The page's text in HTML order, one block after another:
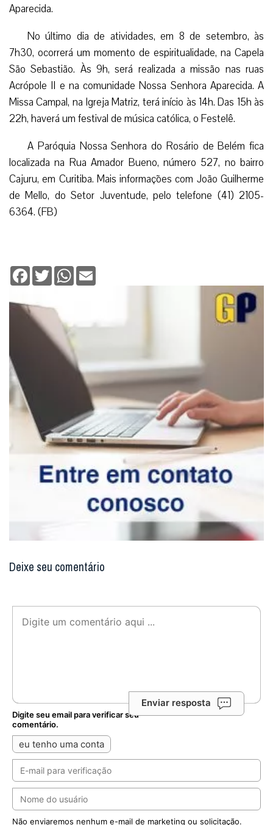
Aparecida.
No último dia de atividades, em 8 de setembro, às
7h30, ocorrerá um momento de espiritualidade, na Capela
São Sebastião. Às 9h, será realizada a missão nas ruas
Acrópole II e na comunidade Nossa Senhora Aparecida. A
Missa Campal, na Igreja Matriz, terá início às 14h. Das 15h às
22h, haverá um festival de música católica, o Festelê.
A Paróquia Nossa Senhora do Rosário de Belém fica
localizada na Rua Amador Bueno, número 527, no bairro
Cajuru, em Curitiba. Mais informações com João Guilherme
de Mello, do Setor Juventude, pelo telefone (41) 2105-
6364. (FB)
Facebook
TwitterWhatsApp
Deixe seu comentário
Enviar resposta
Digite seu email para verificar seu
comentário.
eu tenho uma conta
Não enviaremos nenhum e-mail de marketing ou solicitação.